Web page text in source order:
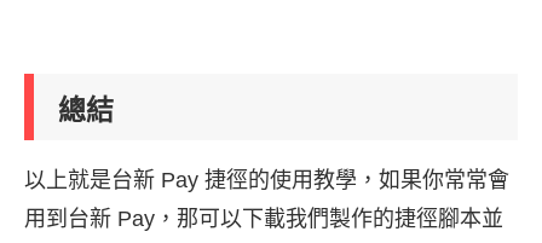
總結
以上就是台新 Pay 捷徑的使用教學，如果你常常會
用到台新 Pay，那可以下載我們製作的捷徑腳本並